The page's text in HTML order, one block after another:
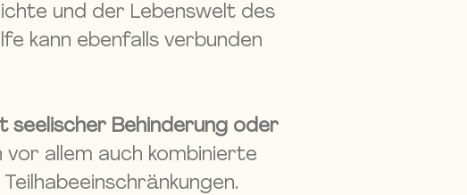
und der Lebenswelt des
kann ebenfalls verbunden
seelischer Behinderung oder
vor allem auch kombinierte